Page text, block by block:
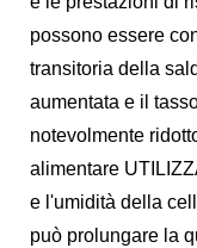
possono essere
transitoria della
aumentata e il
notevolmente
alimentare
e l'umidità della
può prolungare la